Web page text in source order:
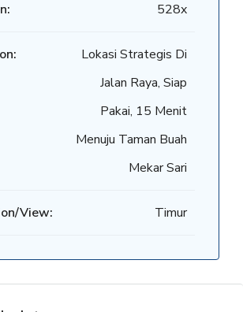
528x
Lokasi Strategis Di
Jalan Raya, Siap
Pakai, 15 Menit
Menuju Taman Buah
Mekar Sari
View: Timur